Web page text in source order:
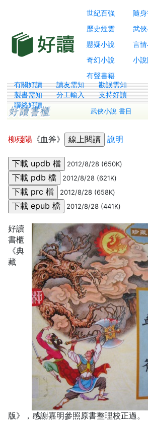
世紀百強
隨
歷史煙雲
武
懸疑小說
言
奇幻小說
小
有聲書籍
有關好讀 讀友需知
勘誤需知
製書需知
分工輸入
支持好讀
聯絡好讀
武俠小說 書目
柳殘陽 《血斧》 說明
2012/8/28 (650K)
2012/8/28 (621K)
2012/8/28 (658K)
2012/8/28 (441K)
好讀
書櫃
《典
藏
版》，感謝嘉明參照原書整理校正過。